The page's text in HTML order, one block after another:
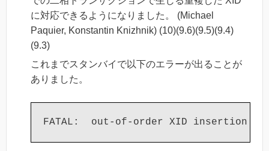
に対応できるようになりました。 (Michael
Paquier, Konstantin Knizhnik) (10)(9.6)(9.5)(9.4)
(9.3)
これまでスタンバイで以下のエラーが出ることが
ありました。